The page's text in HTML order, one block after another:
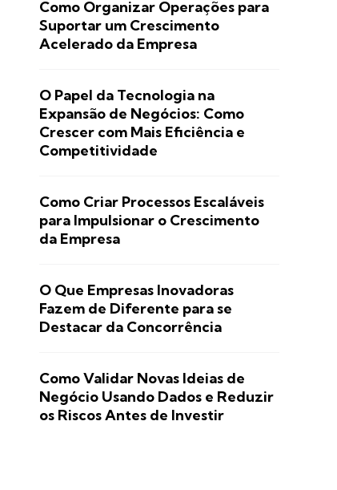
Como Organizar Operações para
Suportar um Crescimento
Acelerado da Empresa
O Papel da Tecnologia na
Expansão de Negócios: Como
Crescer com Mais Eficiência e
Competitividade
Como Criar Processos Escaláveis
para Impulsionar o Crescimento
da Empresa
O Que Empresas Inovadoras
Fazem de Diferente para se
Destacar da Concorrência
Como Validar Novas Ideias de
Negócio Usando Dados e Reduzir
os Riscos Antes de Investir